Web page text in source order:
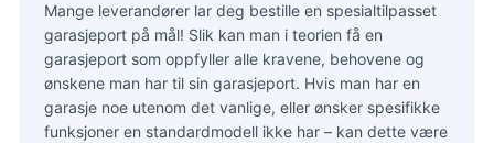
Mange leverandører lar deg bestille en spesialtilpasset
garasjeport på mål! Slik kan man i teorien få en
garasjeport som oppfyller alle kravene, behovene og
ønskene man har til sin garasjeport. Hvis man har en
garasje noe utenom det vanlige, eller ønsker spesifikke
funksjoner en standardmodell ikke har – kan dette være